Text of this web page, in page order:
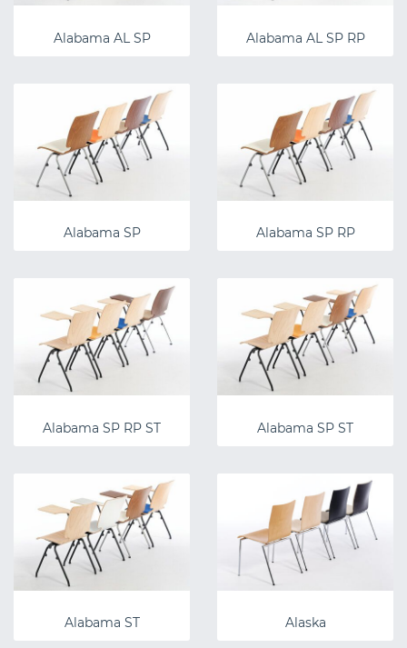
Alabama AL SP Alabama AL SP RP
Alabama SP Alabama SP RP
Alabama SP RP ST Alabama SP ST
Alabama ST Alaska